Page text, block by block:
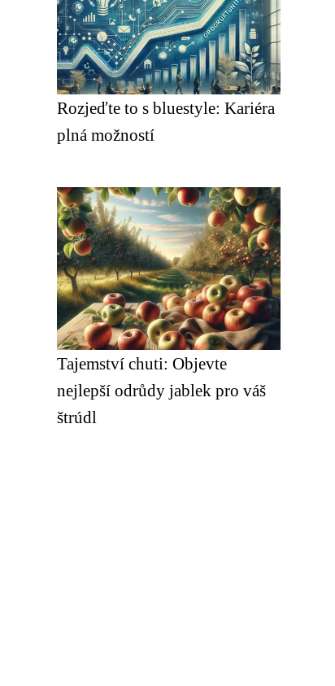
Rozjeďte to s bluestyle: Kariéra
plná možností
Tajemství chuti: Objevte
nejlepší odrůdy jablek pro váš
štrúdl